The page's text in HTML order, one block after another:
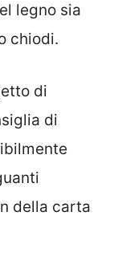
legno sia
chiodi.
di
di
della carta